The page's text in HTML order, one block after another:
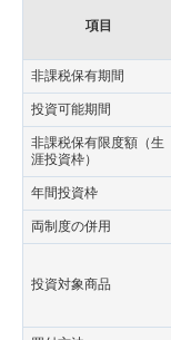
項目
非課税保有期間
投資可能期間
非課税保有限度額（生
涯投資枠）
年間投資枠
両制度の併用
投資対象商品